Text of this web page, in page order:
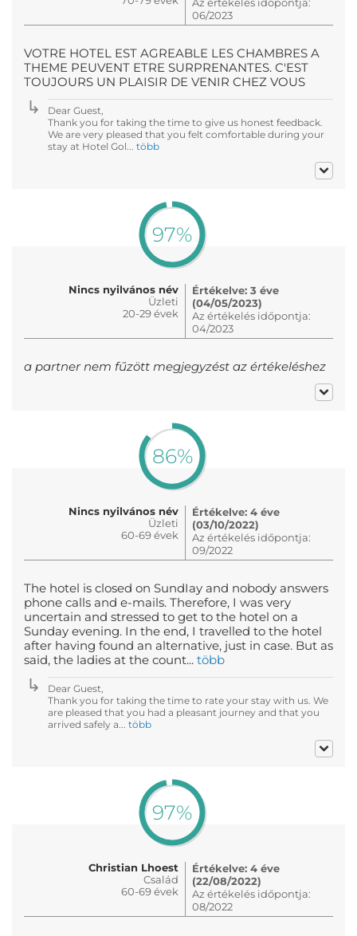
06/2023
VOTRE HOTEL EST AGREABLE LES CHAMBRES A
THEME PEUVENT ETRE SURPRENANTES. C'EST
TOUJOURS UN PLAISIR DE VENIR CHEZ VOUS
Dear Guest,
Thank you for taking the time to give us honest feedback.
We are very pleased that you felt comfortable during your
stay at Hotel Gol... több
97%
Nincs nyilvános név
Üzleti
20-29 évek
Értékelve: 3 éve
(04/05/2023)
Az értékelés időpontja:
04/2023
a partner nem fűzött megjegyzést az értékeléshez
86%
Nincs nyilvános név
Üzleti
60-69 évek
Értékelve: 4 éve
(03/10/2022)
Az értékelés időpontja:
09/2022
The hotel is closed on SundIay and nobody answers
phone calls and e-mails. Therefore, I was very
uncertain and stressed to get to the hotel on a
Sunday evening. In the end, I travelled to the hotel
after having found an alternative, just in case. But as
said, the ladies at the count... több
Dear Guest,
Thank you for taking the time to rate your stay with us. We
are pleased that you had a pleasant journey and that you
arrived safely a... több
97%
Christian Lhoest
Család
60-69 évek
Értékelve: 4 éve
(22/08/2022)
Az értékelés időpontja:
08/2022